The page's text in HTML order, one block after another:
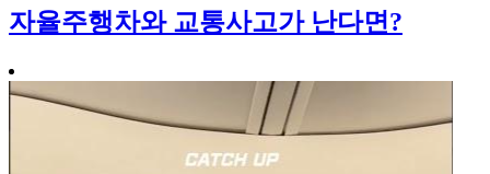
자율주행차와 교통사고가 난다면?